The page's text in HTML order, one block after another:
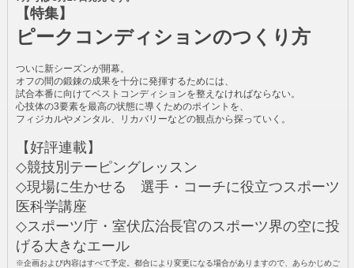
【特集】
ピークコンディションのつくり方
ついに新シーズンが開幕。
オフの間の鍛錬の成果を十分に発揮するためには、
試合本番に向けてベストコンディションを整えなければならない。
心技体の3要素を最高の状態に導くためのポイントを、
フィジカルやメンタル、リカバリーなどの観点から探っていく。
【好評連載】
◇競技別テーピングレッスン
◇現場に生かせる 選手・コーチに役立つスポーツ
医科学講座
◇スポーツ庁・室伏広治長官のスポーツ界の空に投
げる大きなエール
※企画および内容はすべて予定。都合により変更になる場合がありますので、あらかじめご